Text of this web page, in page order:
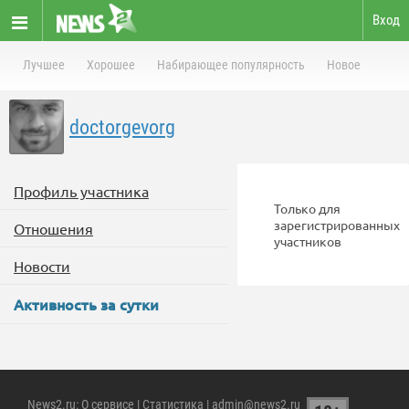
Вход
Лучшее Хорошее Набирающее популярность Новое
doctorgevorg
Профиль участника
Отношения
Новости
Активность за сутки
Только для
зарегистрированных
участников
News2.ru: О сервисе | Статистика | admin@news2.ru